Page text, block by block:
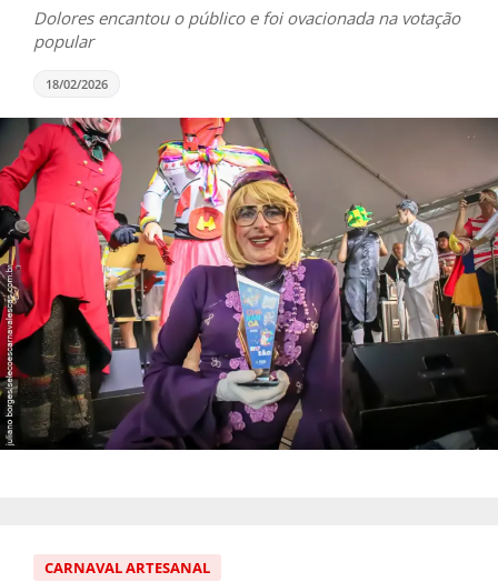
Dolores encantou o público e foi ovacionada na votação
popular
18/02/2026
CARNAVAL ARTESANAL